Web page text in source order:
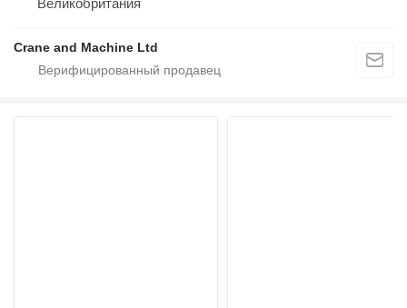
Великобритания
Crane and Machine Ltd